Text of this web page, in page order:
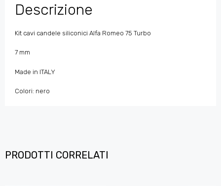
Descrizione
Kit cavi candele siliconici Alfa Romeo 75 Turbo
7 mm
Made in ITALY
Colori: nero
PRODOTTI CORRELATI